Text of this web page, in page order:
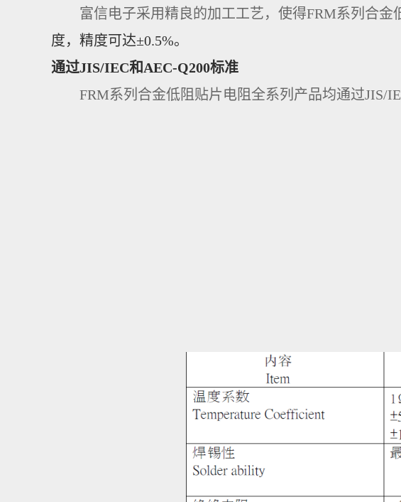
富信电子采用精良的加工工艺，使得FRM系列合金
度，精度可达±0.5%。
通过JIS/IEC和AEC-Q200标准
FRM系列合金低阻贴片电阻全系列产品均通过JIS/